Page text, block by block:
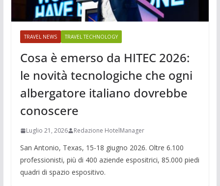
TRAVEL NEWS TRAVEL TECHNOLOGY
Cosa è emerso da HITEC 2026:
le novità tecnologiche che ogni
albergatore italiano dovrebbe
conoscere
Luglio 21, 2026 Redazione HotelManager
San Antonio, Texas, 15-18 giugno 2026. Oltre 6.100
professionisti, più di 400 aziende espositrici, 85.000 piedi
quadri di spazio espositivo.